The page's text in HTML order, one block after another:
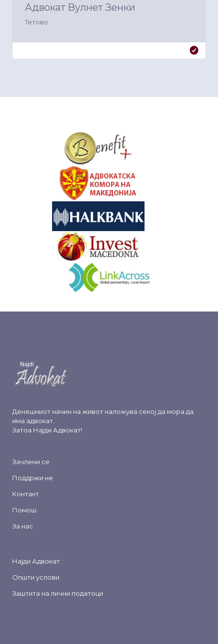
Адвокат Вулнет Зенки
Тетово
Денешниот начин на живот наложува секој да мора да
има адвокат.
Затоа Најди Адвокат!
Зачлени се
Поддржи не
Контакт
Помош
За нас
Најди Адвокат
Општи услови
Заштита на лични податоци